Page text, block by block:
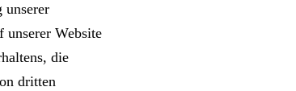
unserer
unserer Website
die
dritten